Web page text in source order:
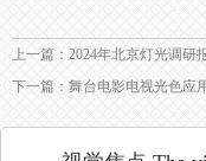
上一篇：2024年北京灯光调研
下一篇：舞台电影电视光色应